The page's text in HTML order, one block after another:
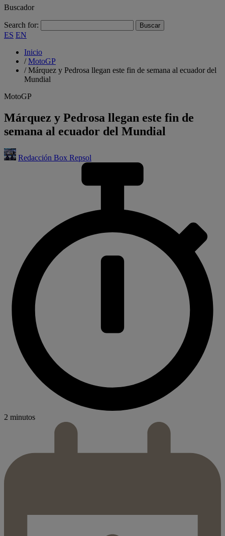
Buscador
Search for:
ES EN
Inicio
/MotoGP
/Márquez y Pedrosa llegan este fin de semana al ecuador del
Mundial
MotoGP
Márquez y Pedrosa llegan este fin de
semana al ecuador del Mundial
Redacción Box Repsol
2 minutos